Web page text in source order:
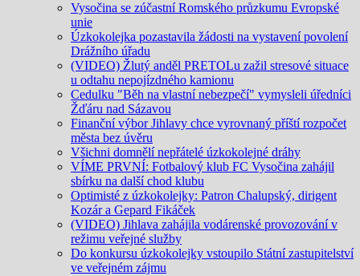
Vysočina se zúčastní Romského průzkumu Evropské
unie
Úzkokolejka pozastavila žádosti na vystavení povolení
Drážního úřadu
(VIDEO) Žlutý anděl PRETOLu zažil stresové situace
u odtahu nepojízdného kamionu
Cedulku "Běh na vlastní nebezpečí" vymysleli úředníci
Žďáru nad Sázavou
Finanční výbor Jihlavy chce vyrovnaný příští rozpočet
města bez úvěru
Všichni domnělí nepřátelé úzkokolejné dráhy
VÍME PRVNÍ: Fotbalový klub FC Vysočina zahájil
sbírku na další chod klubu
Optimisté z úzkokolejky: Patron Chalupský, dirigent
Kozár a Gepard Fikáček
(VIDEO) Jihlava zahájila vodárenské provozování v
režimu veřejné služby
Do konkursu úzkokolejky vstoupilo Státní zastupitelství
ve veřejném zájmu